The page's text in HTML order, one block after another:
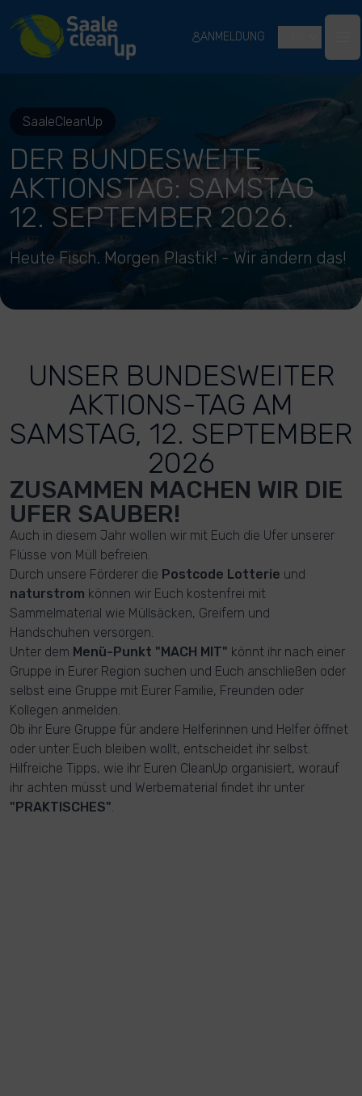
River Cleanup
ANMELDUNG
SaaleCleanUp
DER BUNDESWEITE
AKTIONSTAG: SAMSTAG
12. SEPTEMBER 2026.
Heute Fisch. Morgen Plastik! - Wir ändern das!
UNSER BUNDESWEITER
AKTIONS-TAG AM
SAMSTAG, 12. SEPTEMBER
2026
ZUSAMMEN MACHEN WIR DIE
UFER SAUBER!
Auch in diesem Jahr wollen wir mit Euch die Ufer unserer
Flüsse von Müll befreien.
Durch unsere Förderer die Postcode Lotterie und
naturstrom können wir Euch kostenfrei mit
Sammelmaterial wie Müllsäcken, Greifern und
Handschuhen versorgen.
Unter dem Menü-Punkt "MACH MIT" könnt ihr nach einer
Gruppe in Eurer Region suchen und Euch anschließen oder
selbst eine Gruppe mit Eurer Familie, Freunden oder
Kollegen anmelden.
Ob ihr Eure Gruppe für andere Helferinnen und Helfer öffnet
oder unter Euch bleiben wollt, entscheidet ihr selbst.
Hilfreiche Tipps, wie ihr Euren CleanUp organisiert, worauf
ihr achten müsst und Werbematerial findet ihr unter
"PRAKTISCHES".